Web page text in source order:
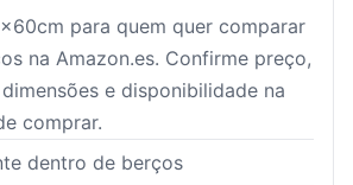
para quem quer comparar
na Amazon.es. Confirme preço,
e disponibilidade na
comprar.
dentro de berços